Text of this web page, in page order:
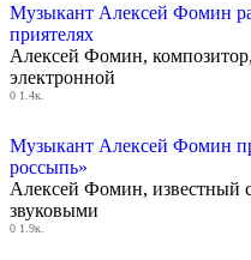
Музыкант Алексей Фомин
приятелях
Алексей Фомин,
электронной
0 1.4к.
Музыкант Алексей Фомин
россыпь»
Алексей Фомин, известный
звуковыми
0 1.9к.